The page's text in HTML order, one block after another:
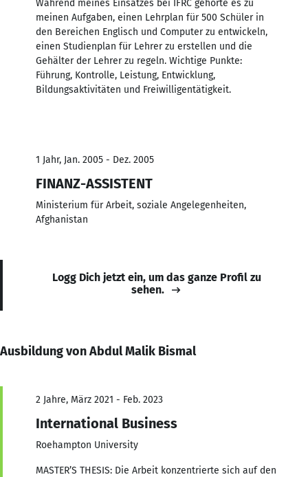
Während meines Einsatzes bei IFRC gehörte es zu
meinen Aufgaben, einen Lehrplan für 500 Schüler in
den Bereichen Englisch und Computer zu entwickeln,
einen Studienplan für Lehrer zu erstellen und die
Gehälter der Lehrer zu regeln. Wichtige Punkte:
Führung, Kontrolle, Leistung, Entwicklung,
Bildungsaktivitäten und Freiwilligentätigkeit.
1 Jahr, Jan. 2005 - Dez. 2005
FINANZ-ASSISTENT
Ministerium für Arbeit, soziale Angelegenheiten,
Afghanistan
Logg Dich jetzt ein, um das ganze Profil zu
sehen.
Ausbildung von Abdul Malik Bismal
2 Jahre, März 2021 - Feb. 2023
International Business
Roehampton University
MASTER’S THESIS: Die Arbeit konzentrierte sich auf den